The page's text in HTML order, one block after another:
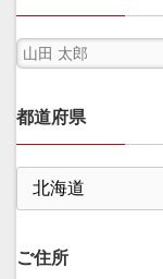
都道府県
ご住所